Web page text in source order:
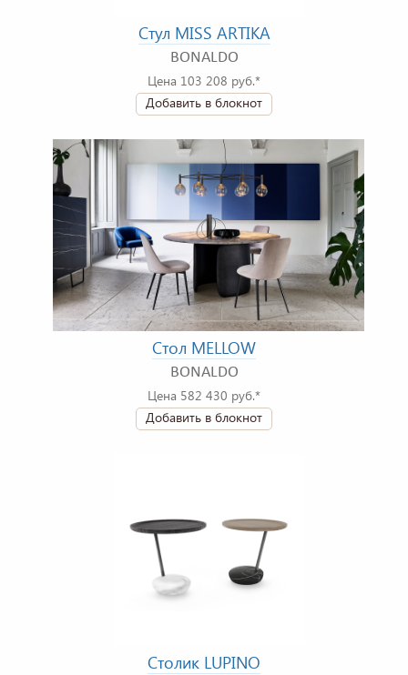
Стул MISS ARTIKA
BONALDO
Цена 103 208 руб.*
Добавить в блокнот
Стол MELLOW
BONALDO
Цена 582 430 руб.*
Добавить в блокнот
Столик LUPINO